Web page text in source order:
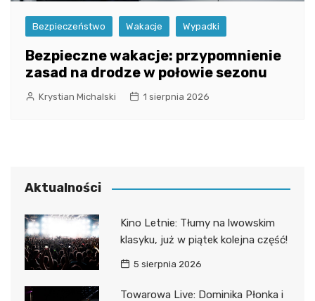
Bezpieczeństwo Wakacje Wypadki
Bezpieczne wakacje: przypomnienie
zasad na drodze w połowie sezonu
Krystian Michalski 1 sierpnia 2026
Aktualności
Kino Letnie: Tłumy na lwowskim
klasyku, już w piątek kolejna część!
5 sierpnia 2026
Towarowa Live: Dominika Płonka i